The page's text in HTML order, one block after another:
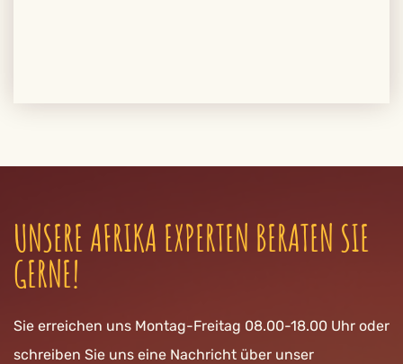
UNSERE AFRIKA EXPERTEN BERATEN SIE
GERNE!
Sie erreichen uns Montag-Freitag 08.00-18.00 Uhr oder
schreiben Sie uns eine Nachricht über unser